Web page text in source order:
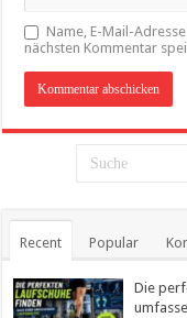
Name, E-Mail-
nächsten Kommentar
Recent Popular
Die